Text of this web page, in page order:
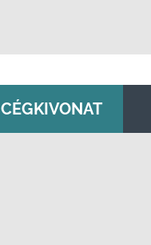
CÉGKIVONAT